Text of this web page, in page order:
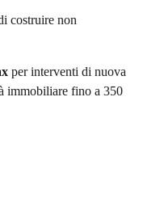
costruire non
per interventi di nuova
immobiliare fino a 350